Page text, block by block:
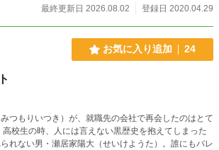
最終更新日 2026.08.02
登録日 2020.04.29
お気に入り追加 24
つもりいつき）が、就職先の会社で再会したのはとて
高校生の時、人には言えない黒歴史を抱えてしまった
れない男・瀬居家陽大（せいけようた）。誰にもバレ